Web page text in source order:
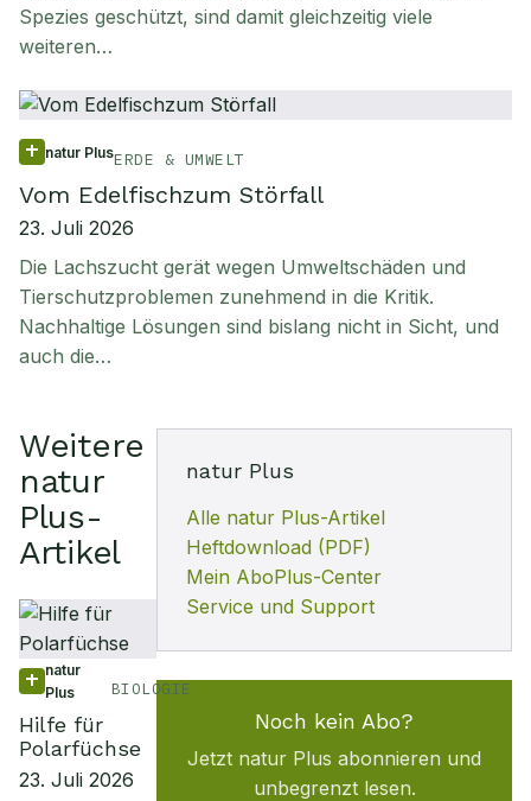
Spezies geschützt, sind damit gleichzeitig viele
weiteren…
natur PlusERDE & UMWELT
Vom Edelfischzum Störfall
23. Juli 2026
Die Lachszucht gerät wegen Umweltschäden und
Tierschutzproblemen zunehmend in die Kritik.
Nachhaltige Lösungen sind bislang nicht in Sicht, und
auch die…
Weitere
natur
Plus-
Artikel
natur
Plus
BIOLOGIE
Hilfe für
Polarfüchse
23. Juli 2026
natur Plus
Alle natur Plus-Artikel
Heftdownload (PDF)
Mein AboPlus-Center
Service und Support
Noch kein Abo?
Jetzt natur Plus abonnieren und
unbegrenzt lesen.